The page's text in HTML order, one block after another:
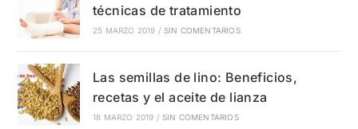
técnicas de tratamiento
25 MARZO 2019 / SIN COMENTARIOS
Las semillas de lino: Beneficios,
recetas y el aceite de lianza
18 MARZO 2019 / SIN COMENTARIOS